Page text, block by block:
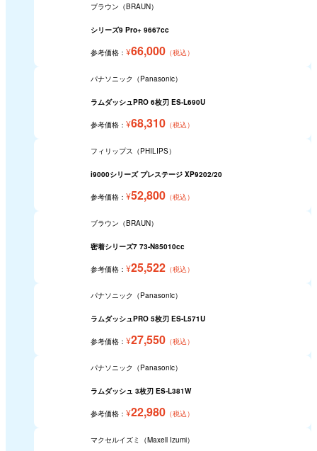
ブラウン（BRAUN）
シリーズ9 Pro+ 9667cc
参考価格： ¥66,000 （税込）
パナソニック（Panasonic）
ラムダッシュPRO 6枚刃 ES-L690U
参考価格： ¥68,310 （税込）
フィリップス（PHILIPS）
i9000シリーズ プレステージ XP9202/20
参考価格： ¥52,800 （税込）
ブラウン（BRAUN）
密着シリーズ7 73-N85010cc
参考価格： ¥25,522 （税込）
パナソニック（Panasonic）
ラムダッシュPRO 5枚刃 ES-L571U
参考価格： ¥27,550 （税込）
パナソニック（Panasonic）
ラムダッシュ 3枚刃 ES-L381W
参考価格： ¥22,980 （税込）
マクセルイズミ（Maxell Izumi）